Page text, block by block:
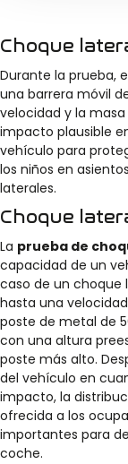
Choque
Durante la prueba,
una barrera móvil
velocidad y la
impacto plausible
vehículo para
los niños en
laterales.
Choque
La prueba de
capacidad de un
caso de un choque
hasta una
poste de metal de
con una altura
poste más alto.
del vehículo en
impacto, la
ofrecida a los
importantes para
coche.